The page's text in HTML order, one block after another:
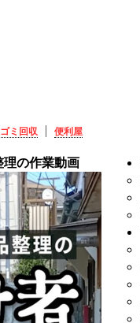
ミ回収 便利屋
の作業動画